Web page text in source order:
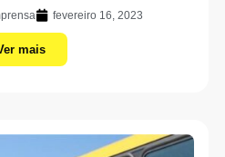
fevereiro 16, 2023
mais